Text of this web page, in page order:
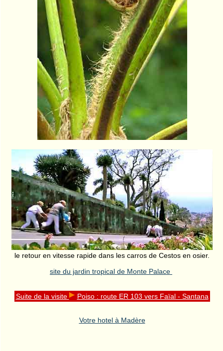
le retour en vitesse rapide dans les carros de Cestos en osier.
site du jardin tropical de Monte Palace
Suite de la visite Poiso : route ER 103 vers Faïal - Santana
Votre hotel à Madère